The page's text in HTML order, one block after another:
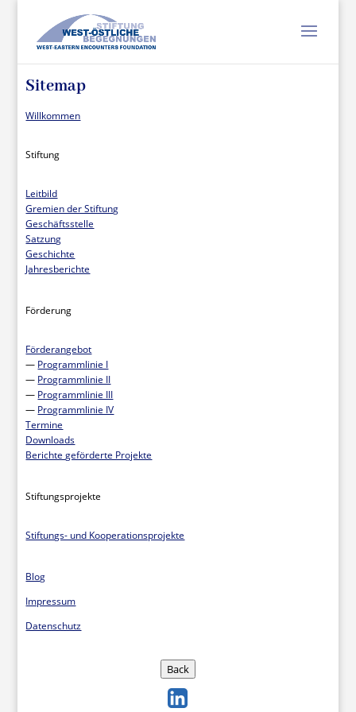
Sitemap
Willkommen
Stiftung
Leitbild
Gremien der Stiftung
Geschäftsstelle
Satzung
Geschichte
Jahresberichte
Förderung
Förderangebot
— Programmlinie I
— Programmlinie II
— Programmlinie III
— Programmlinie IV
Termine
Downloads
Berichte geförderte Projekte
Stiftungsprojekte
Stiftungs- und Kooperationsprojekte
Blog
Impressum
Datenschutz
Back